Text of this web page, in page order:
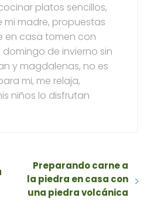
platos sencillos,
mi madre, propuestas
en casa tomen con
domingo de invierno sin
y magdalenas, no es
mi, me relaja,
niños lo disfrutan
Preparando carne a
la piedra en casa con
una piedra volcánica